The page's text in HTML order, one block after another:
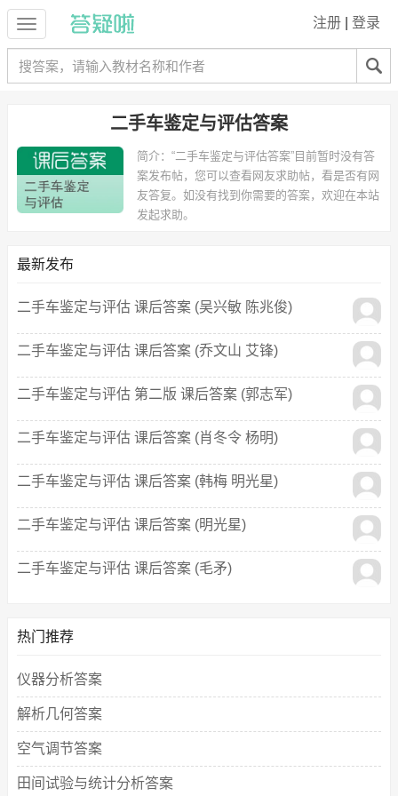
注册 登录
二手车鉴定与评估答案
简介： “二手车鉴定与评估答案”目前暂时没有答
案发布帖，您可以查看网友求助帖，看是否有网
友答复。如没有找到你需要的答案，欢迎在本站
发起求助。
最新发布
二手车鉴定与评估 课后答案 (吴兴敏 陈兆俊)
二手车鉴定与评估 课后答案 (乔文山 艾锋)
二手车鉴定与评估 第二版 课后答案 (郭志军)
二手车鉴定与评估 课后答案 (肖冬令 杨明)
二手车鉴定与评估 课后答案 (韩梅 明光星)
二手车鉴定与评估 课后答案 (明光星)
二手车鉴定与评估 课后答案 (毛矛)
热门推荐
仪器分析答案
解析几何答案
空气调节答案
田间试验与统计分析答案